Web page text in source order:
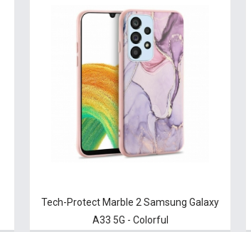
Tech-Protect Marble 2 Samsung Galaxy
A33 5G - Colorful